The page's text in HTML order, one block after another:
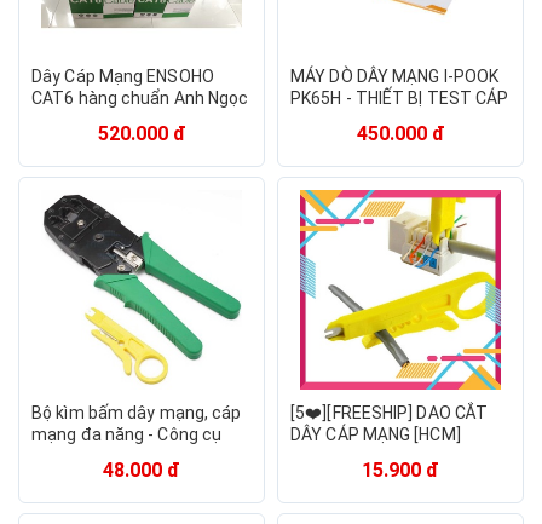
Dây Cáp Mạng ENSOHO
CAT6 hàng chuẩn Anh Ngọc
LINK | Dây mạng GIPCO -
Cuộn 305 Mét
520.000 đ
MÁY DÒ DÂY MẠNG I-POOK
PK65H - THIẾT BỊ TEST CÁP
450.000 đ
Bộ kìm bấm dây mạng, cáp
mạng đa năng - Công cụ
48.000 đ
[5❤️][FREESHIP] DAO CẮT
DÂY CÁP MẠNG [HCM]
15.900 đ